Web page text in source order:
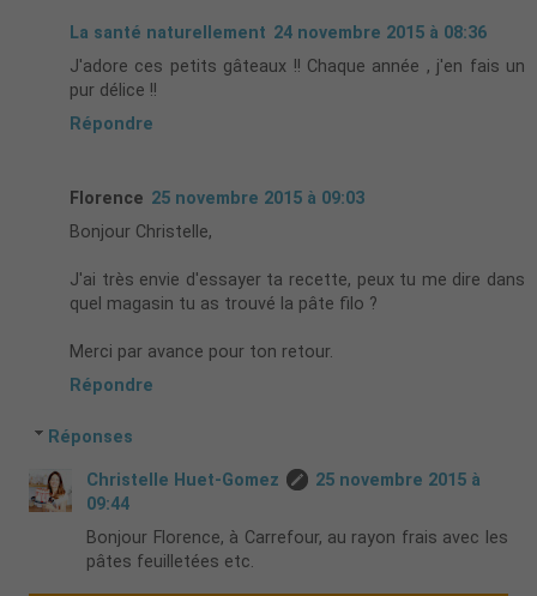
La santé naturellement 24 novembre 2015 à 08:36
J'adore ces petits gâteaux !! Chaque année , j'en fais un
pur délice !!
Répondre
Florence 25 novembre 2015 à 09:03
Bonjour Christelle,
J'ai très envie d'essayer ta recette, peux tu me dire dans
quel magasin tu as trouvé la pâte filo ?
Merci par avance pour ton retour.
Répondre
Réponses
Christelle Huet-Gomez
25 novembre 2015 à
09:44
Bonjour Florence, à Carrefour, au rayon frais avec les
pâtes feuilletées etc.